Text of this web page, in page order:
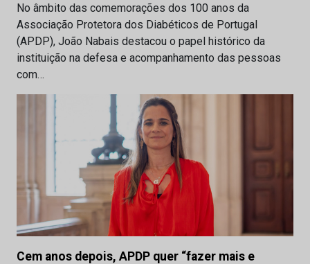
No âmbito das comemorações dos 100 anos da
Associação Protetora dos Diabéticos de Portugal
(APDP), João Nabais destacou o papel histórico da
instituição na defesa e acompanhamento das pessoas
com…
Cem anos depois, APDP quer “fazer mais e